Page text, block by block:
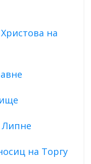
на
на Торгу